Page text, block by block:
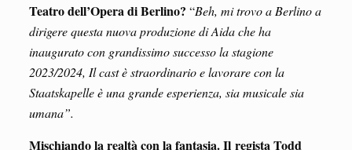
Teatro dell’Opera di Berlino? “Beh, mi trovo a Berlino a
dirigere questa nuova produzione di Aida che ha
inaugurato con grandissimo successo la stagione
2023/2024, Il cast è straordinario e lavorare con la
Staatskapelle è una grande esperienza, sia musicale sia
umana”.
Mischiando la realtà con la fantasia. Il regista Todd